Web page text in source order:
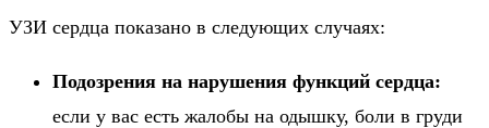
УЗИ сердца показано в следующих случаях:
Подозрения на нарушения функций сердца:
если у вас есть жалобы на одышку, боли в груди